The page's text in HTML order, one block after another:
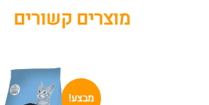
מוצרים קשורים
מבצע!